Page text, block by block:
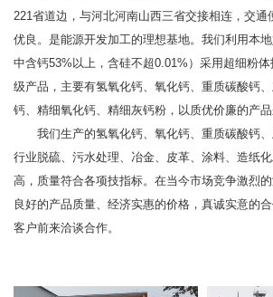
221省道边，与河北河南山西三省交接相连，交通
优良。是能源开发加工的理想基地。我们利用本
中含钙53%以上，含硅不超0.01%）采用超细粉
级产品，主要有氢氧化钙、氧化钙、重质碳酸钙
钙、精细氧化钙、精细灰钙粉，以质优价廉的产品
我们生产的氢氧化钙、氧化钙、重质碳酸钙
行业脱硫、污水处理、冶金、皮革、涂料、造纸
高，质量符合各项技指标。在当今市场竞争激烈
良好的产品质量、经济实惠的价格，真诚实意的
客户前来洽谈合作。